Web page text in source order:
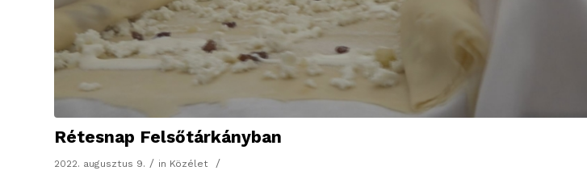
Rétesnap Felsőtárkányban
2022. augusztus 9. / in Közélet /